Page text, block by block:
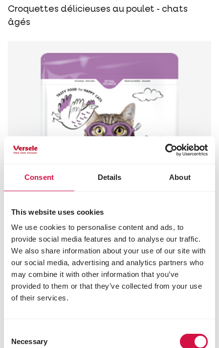
Consent Details About
This website uses cookies
We use cookies to personalise content and ads, to
provide social media features and to analyse our traffic.
We also share information about your use of our site with
our social media, advertising and analytics partners who
may combine it with other information that you’ve
provided to them or that they’ve collected from your use
of their services.
Selection
Necessary
Croquettes délicieuses au poulet - chats
âgés
Chicken